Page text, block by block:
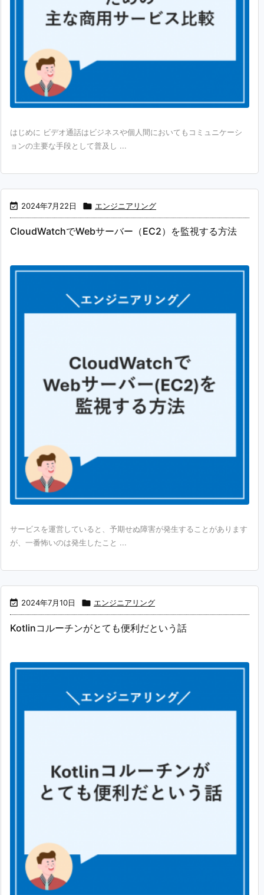
はじめに ビデオ通話はビジネスや個人間においてもコミュニケーシ
ョンの主要な手段として普及し ...
 2024年7月22日  エンジニアリング
CloudWatchでWebサーバー（EC2）を監視する方法
サービスを運営していると、予期せぬ障害が発生することがあります
が、一番怖いのは発生したこと ...
 2024年7月10日  エンジニアリング
Kotlinコルーチンがとても便利だという話